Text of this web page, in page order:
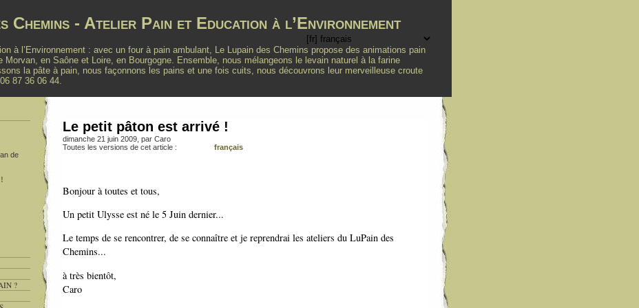
Chemins - Atelier Pain et Education à l’Environnement
à l’Environnement : avec un four à pain ambulant, Le Lupain des Chemins propose des animations pain
Morvan, en Saône et Loire, en Bourgogne. Ensemble, nous mélangeons le levain naturel à la farine
la pâte à pain, nous façonnons les pains et une fois cuits, nous découvrons leur merveilleuse croute
87 36 06 44.
Le petit pâton est arrivé !
dimanche 21 juin 2009, par Caro
Toutes les versions de cet article :
français
Bonjour à toutes et tous,
Un petit Ulysse est né le 5 Juin dernier...
Le temps de se rencontrer, de se connaître et je reprendrai les ateliers du LuPain des
Chemins...
à très bientôt,
Caro
de
?